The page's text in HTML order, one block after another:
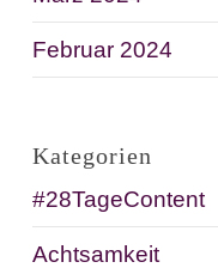
Februar 2024
Kategorien
#28TageContent
Achtsamkeit